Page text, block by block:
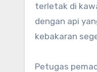
terletak di
dengan api
kebakaran
Petugas